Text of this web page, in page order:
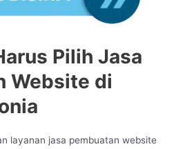
Pilih Jasa
Website di
layanan jasa pembuatan website